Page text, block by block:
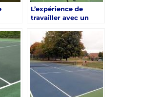
à
L’expérience de
travailler avec un
courts de tennis à
Toulon pour les clubs
de santé de luxe